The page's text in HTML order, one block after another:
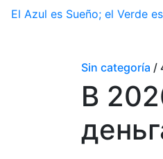
El Azul es Sueño; el Verde
Sin categoría /
В